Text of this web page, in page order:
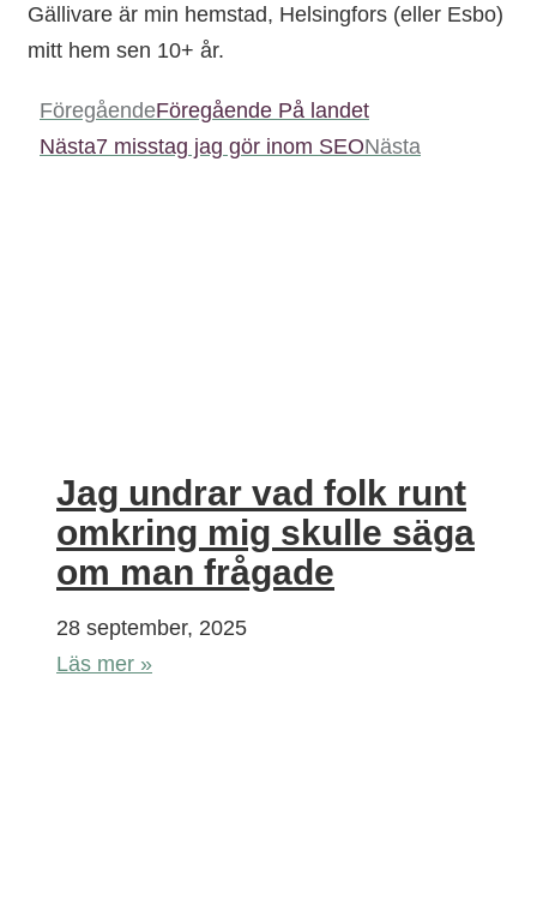
Gällivare är min hemstad, Helsingfors (eller Esbo)
mitt hem sen 10+ år.
FöregåendeFöregående På landet
Nästa7 misstag jag gör inom SEONästa
Jag undrar vad folk runt
omkring mig skulle säga
om man frågade
28 september, 2025
Läs mer »